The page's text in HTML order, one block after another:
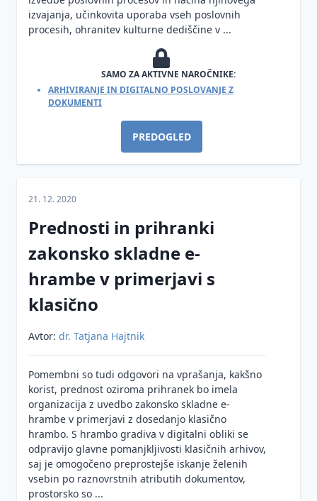
izvajanja, učinkovita uporaba vseh poslovnih
procesih, ohranitev kulturne dediščine v ...
SAMO ZA AKTIVNE NAROČNIKE:
ARHIVIRANJE IN DIGITALNO POSLOVANJE Z
DOKUMENTI
PREDOGLED
21. 12. 2020
Prednosti in prihranki
zakonsko skladne e-
hrambe v primerjavi s
klasično
Avtor: dr. Tatjana Hajtnik
Pomembni so tudi odgovori na vprašanja, kakšno
korist, prednost oziroma prihranek bo imela
organizacija z uvedbo zakonsko skladne e-
hrambe v primerjavi z dosedanjo klasično
hrambo. S hrambo gradiva v digitalni obliki se
odpravijo glavne pomanjkljivosti klasičnih arhivov,
saj je omogočeno preprostejše iskanje želenih
vsebin po raznovrstnih atributih dokumentov,
prostorsko so ...